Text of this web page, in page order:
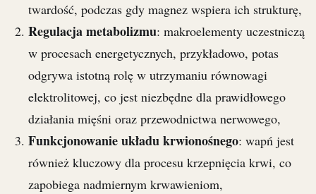
twardość, podczas gdy magnez wspiera ich strukturę,
Regulacja metabolizmu: makroelementy uczestniczą
w procesach energetycznych, przykładowo, potas
odgrywa istotną rolę w utrzymaniu równowagi
elektrolitowej, co jest niezbędne dla prawidłowego
działania mięśni oraz przewodnictwa nerwowego,
Funkcjonowanie układu krwionośnego: wapń jest
również kluczowy dla procesu krzepnięcia krwi, co
zapobiega nadmiernym krwawieniom,